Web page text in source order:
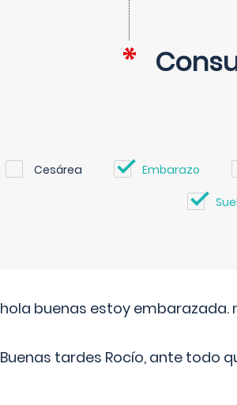
Cesárea Embarazo
hola buenas estoy
Buenas tardes Rocío, ante todo